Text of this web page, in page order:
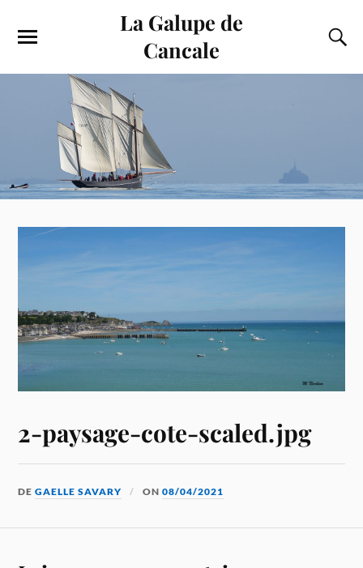
La Galupe de
Cancale
2-paysage-cote-scaled.jpg
DEGAELLE SAVARY ON08/04/2021